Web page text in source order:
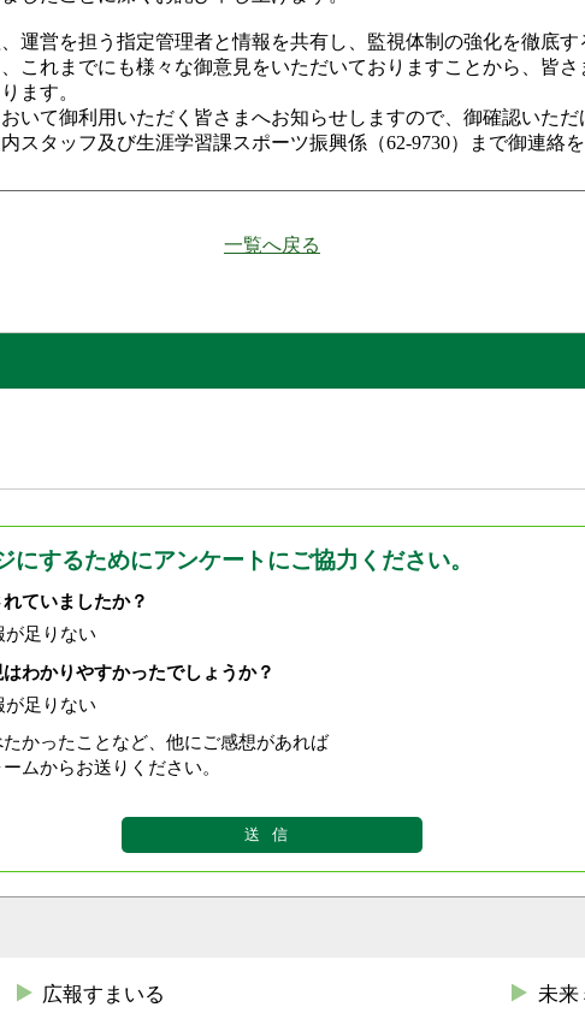
営を担う指定管理者と情報を共有し、監視体制の強化を徹底す
これまでにも様々な御意見をいただいておりますことから、皆
ます。
いて御利用いただく皆さまへお知らせしますので、御確認いただ
タッフ及び生涯学習課スポーツ振興係（62-9730）まで御連絡を
一覧へ戻る
にするためにアンケートにご協力ください。
ていましたか？
が足りない
わかりやすかったでしょうか？
が足りない
かったことなど、他にご感想があれば
ムからお送りください。
広報すまいる
未来